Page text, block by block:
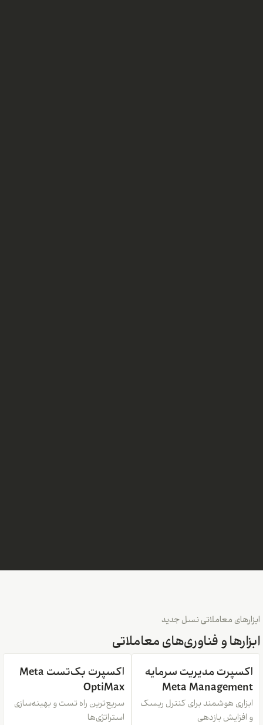
ابزارهای معاملاتی نسل جدید
ابزارها و فناوری‌های معاملاتی
اکسپرت مدیریت سرمایه
Meta Management
ابزاری هوشمند برای کنترل ریسک
و افزایش بازدهی
اکسپرت بک‌تست Meta
OptiMax
سریع‌ترین راه تست و بهینه‌سازی
استراتژی‌ها